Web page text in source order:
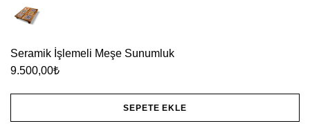
Seramik İşlemeli Meşe Sunumluk
9.500,00₺
SEPETE EKLE